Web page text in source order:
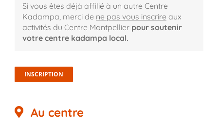
Si vous êtes déjà affilié à un autre Centre
Kadampa, merci de ne pas vous inscrire aux
activités du Centre Montpellierpour soutenir
votre centre kadampa local.
INSCRIPTION
Au centre